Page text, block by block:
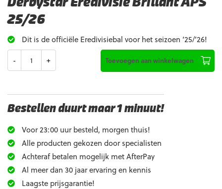
Derbystar Eredivisie Brillant APS
25/26
Dit is de officiële Eredivisiebal voor het seizoen ‘25/’26!
Toevoegen aan winkelwagen
Bestellen duurt maar 1 minuut!
Voor 23:00 uur besteld, morgen thuis!
Alle producten gekozen door specialisten
Achteraf betalen mogelijk met AfterPay
Al meer dan 30 jaar ervaring en kennis
Laagste prijsgarantie!